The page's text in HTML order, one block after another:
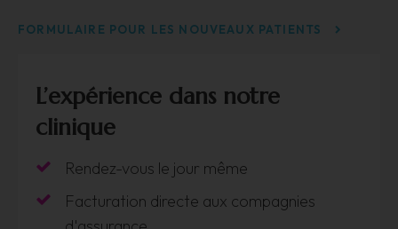
FORMULAIRE POUR LES NOUVEAUX PATIENTS
L’expérience dans notre
clinique
Rendez-vous le jour même
Facturation directe aux compagnies